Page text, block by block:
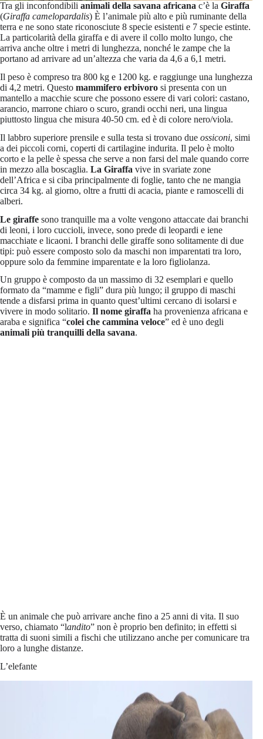
Tra gli inconfondibili animali della savana africana c’è la Giraffa
(Giraffa camelopardalis) È l’animale più alto e più ruminante della
terra e ne sono state riconosciute 8 specie esistenti e 7 specie estinte.
La particolarità della giraffa e di avere il collo molto lungo, che
arriva anche oltre i metri di lunghezza, nonché le zampe che la
portano ad arrivare ad un’altezza che varia da 4,6 a 6,1 metri.
Il peso è compreso tra 800 kg e 1200 kg. e raggiunge una lunghezza
di 4,2 metri. Questo mammifero erbivoro si presenta con un
mantello a macchie scure che possono essere di vari colori: castano,
arancio, marrone chiaro o scuro, grandi occhi neri, una lingua
piuttosto lingua che misura 40-50 cm. ed è di colore nero/viola.
Il labbro superiore prensile e sulla testa si trovano due ossiconi, simi
a dei piccoli corni, coperti di cartilagine indurita. Il pelo è molto
corto e la pelle è spessa che serve a non farsi del male quando corre
in mezzo alla boscaglia. La Giraffa vive in svariate zone
dell’Africa e si ciba principalmente di foglie, tanto che ne mangia
circa 34 kg. al giorno, oltre a frutti di acacia, piante e ramoscelli di
alberi.
Le giraffe sono tranquille ma a volte vengono attaccate dai branchi
di leoni, i loro cuccioli, invece, sono prede di leopardi e iene
macchiate e licaoni. I branchi delle giraffe sono solitamente di due
tipi: può essere composto solo da maschi non imparentati tra loro,
oppure solo da femmine imparentate e la loro figliolanza.
Un gruppo è composto da un massimo di 32 esemplari e quello
formato da “mamme e figli” dura più lungo; il gruppo di maschi
tende a disfarsi prima in quanto quest’ultimi cercano di isolarsi e
vivere in modo solitario. Il nome giraffa ha provenienza africana e
araba e significa “colei che cammina veloce” ed è uno degli
animali più tranquilli della savana.
È un animale che può arrivare anche fino a 25 anni di vita. Il suo
verso, chiamato “landito” non è proprio ben definito; in effetti si
tratta di suoni simili a fischi che utilizzano anche per comunicare tra
loro a lunghe distanze.
L’elefante